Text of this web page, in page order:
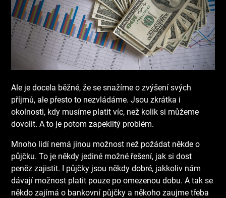
Ale je docela běžné, že se snažíme o zvýšení svých
příjmů, ale přesto to nezvládáme. Jsou zkrátka i
okolnosti, kdy musíme platit víc, než kolik si můžeme
dovolit. A to je potom zapeklitý problém.
Mnoho lidí nemá jinou možnost než požádat někde o
půjčku. To je někdy jediné možné řešení, jak si dost
peněz zajistit. I půjčky jsou někdy dobré, jakkoliv nám
dávají možnost platit pouze po omezenou dobu. A tak se
někdo zajímá o bankovní půjčky a někoho zaujme třeba